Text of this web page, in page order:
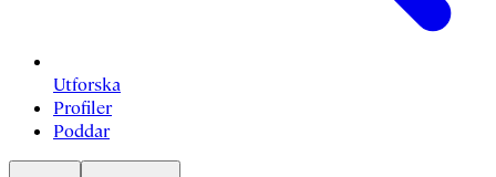
Utforska
Profiler
Poddar